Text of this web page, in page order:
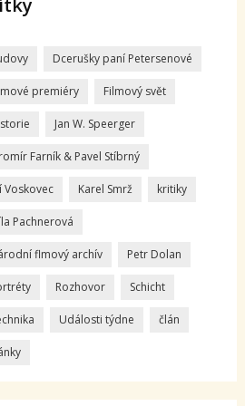
Dcerušky paní Petersenové
premiéry Filmový svět
Jan W. Speerger
Farník & Pavel Stíbrný
Voskovec Karel Smrž kritiky
Pachnerová
flmový archív Petr Dolan
Rozhovor Schicht
Události týdne člán